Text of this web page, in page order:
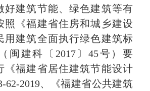
好建筑节能、绿色建筑等有
照《福建省住房和城乡建设
用建筑全面执行绿色建筑标
闽建科
〔2017〕45号）要
《福建省居住建筑节能设计
62-2019、《福建省公共建筑